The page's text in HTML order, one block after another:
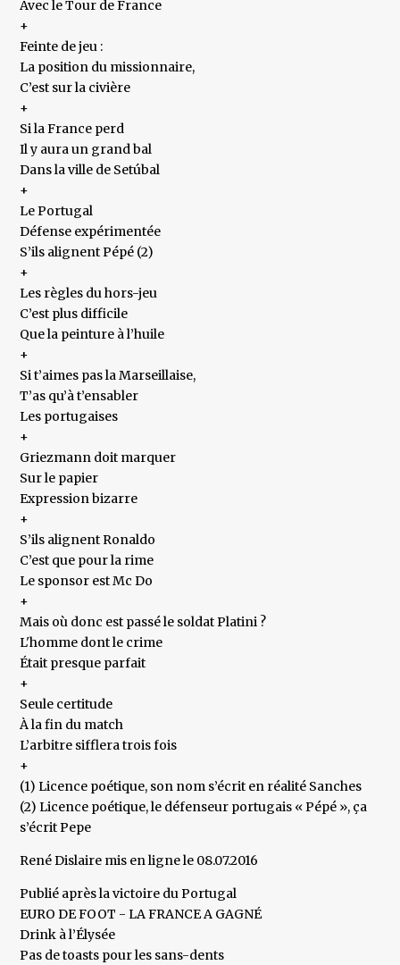
Avec le Tour de France
+
Feinte de jeu :
La position du missionnaire,
C’est sur la civière
+
Si la France perd
Il y aura un grand bal
Dans la ville de Setúbal
+
Le Portugal
Défense expérimentée
S’ils alignent Pépé (2)
+
Les règles du hors-jeu
C’est plus difficile
Que la peinture à l’huile
+
Si t’aimes pas la Marseillaise,
T’as qu’à t’ensabler
Les portugaises
+
Griezmann doit marquer
Sur le papier
Expression bizarre
+
S’ils alignent Ronaldo
C’est que pour la rime
Le sponsor est Mc Do
+
Mais où donc est passé le soldat Platini ?
L'homme dont le crime
Était presque parfait
+
Seule certitude
À la fin du match
L’arbitre sifflera trois fois
+
(1) Licence poétique, son nom s’écrit en réalité Sanches
(2) Licence poétique, le défenseur portugais « Pépé », ça
s’écrit Pepe
René Dislaire mis en ligne le 08.07.2016
Publié après la victoire du Portugal
EURO DE FOOT - LA FRANCE A GAGNÉ
Drink à l’Élysée
Pas de toasts pour les sans-dents